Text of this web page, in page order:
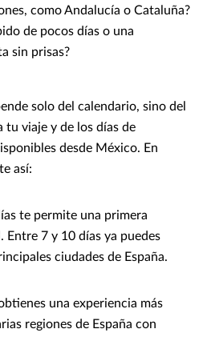
como Andalucía o Cataluña?
de pocos días o una
sin prisas?
solo del calendario, sino del
tu viaje y de los días de
desde México. En
así:
te permite una primera
Entre 7 y 10 días ya puedes
ciudades de España.
una experiencia más
regiones de España con